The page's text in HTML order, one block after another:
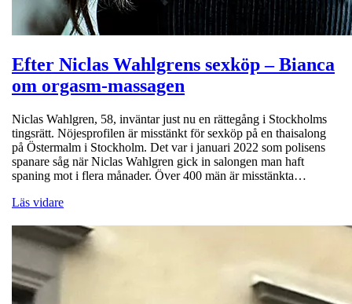
Efter Niclas Wahlgrens sexköp – Bianca
om orgasm-massagen
Niclas Wahlgren, 58, inväntar just nu en rättegång i Stockholms
tingsrätt. Nöjesprofilen är misstänkt för sexköp på en thaisalong
på Östermalm i Stockholm. Det var i januari 2022 som polisens
spanare såg när Niclas Wahlgren gick in salongen man haft
spaning mot i flera månader. Över 400 män är misstänkta…
Läs vidare